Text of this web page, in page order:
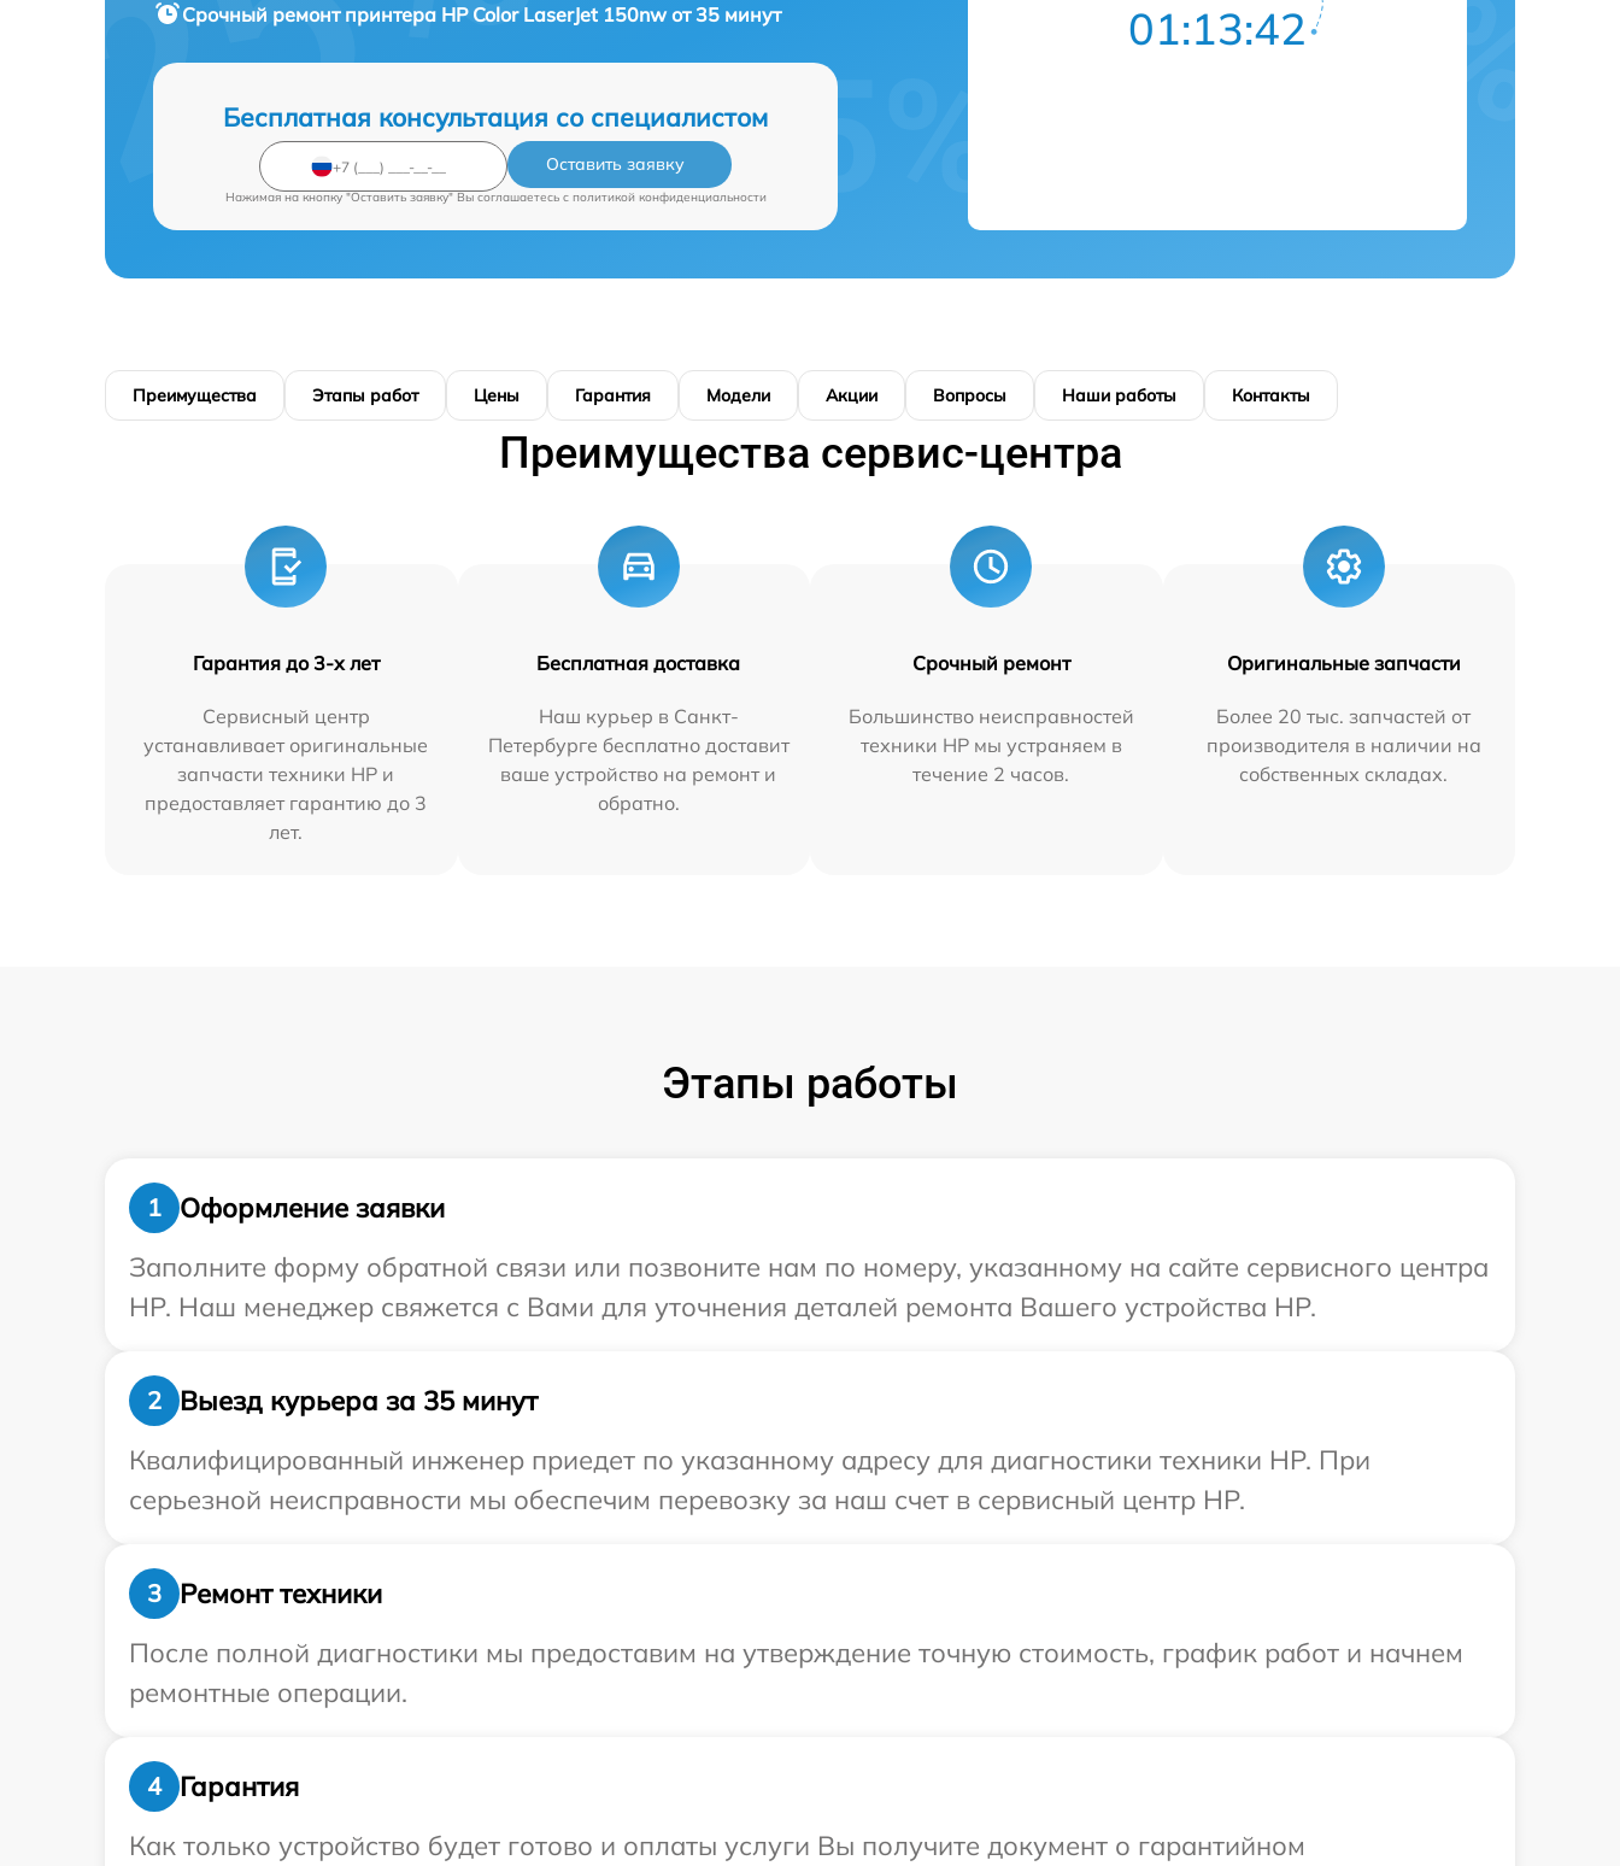
Срочный ремонт принтера HP Color LaserJet 150nw от 35 минут
Бесплатная консультация со специалистом
Оставить заявку
Нажимая на кнопку "Оставить заявку" Вы соглашаетесь c политикой конфиденциальности
01:13:41
Преимущества Этапы работ Цены Гарантия Модели Акции Вопросы Наши работы Контакты
Преимущества сервис-центра
Гарантия до 3-х лет
Сервисный центр
устанавливает оригинальные
запчасти техники HP и
предоставляет гарантию до 3
лет.
Бесплатная доставка
Наш курьер в Санкт-
Петербурге бесплатно доставит
ваше устройство на ремонт и
обратно.
Срочный ремонт
Большинство неисправностей
техники HP мы устраняем в
течение 2 часов.
Оригинальные запчасти
Более 20 тыс. запчастей от
производителя в наличии на
собственных складах.
Этапы работы
1
Оформление заявки
Заполните форму обратной связи или позвоните нам по номеру, указанному на сайте сервисного центра
HP. Наш менеджер свяжется с Вами для уточнения деталей ремонта Вашего устройства HP.
2
Выезд курьера за 35 минут
Квалифицированный инженер приедет по указанному адресу для диагностики техники HP. При
серьезной неисправности мы обеспечим перевозку за наш счет в сервисный центр HP.
3
Ремонт техники
После полной диагностики мы предоставим на утверждение точную стоимость, график работ и начнем
ремонтные операции.
4
Гарантия
Как только устройство будет готово и оплаты услуги Вы получите документ о гарантийном